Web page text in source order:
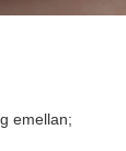
emellan;